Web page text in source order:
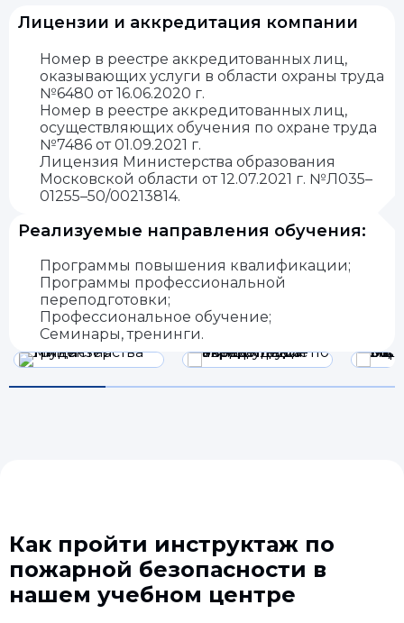
Лицензии и аккредитация компании
Номер в реестре аккредитованных лиц,
оказывающих услуги в области охраны труда
№6480 от 16.06.2020 г.
Номер в реестре аккредитованных лиц,
осуществляющих обучения по охране труда
№7486 от 01.09.2021 г.
Лицензия Министерства образования
Московской области от 12.07.2021 г. №Л035–
01255–50/00213814.
Реализуемые направления обучения:
Программы повышения квалификации;
Программы профессиональной
переподготовки;
Профессиональное обучение;
Семинары, тренинги.
Как пройти инструктаж по
пожарной безопасности в
нашем учебном центре